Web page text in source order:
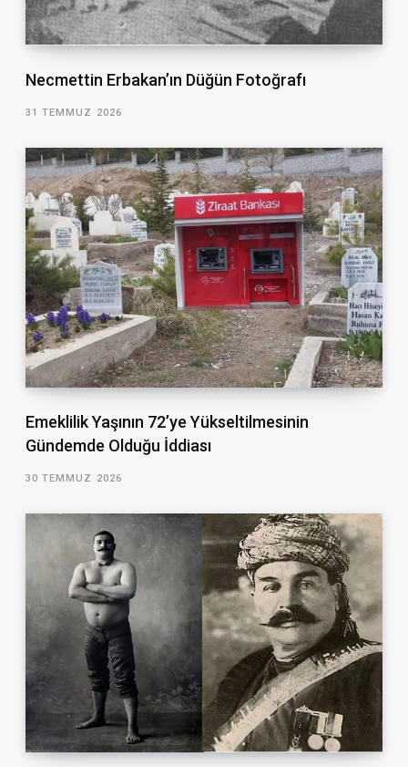
Necmettin Erbakan’ın Düğün Fotoğrafı
31 TEMMUZ 2026
Emeklilik Yaşının 72’ye Yükseltilmesinin
Gündemde Olduğu İddiası
30 TEMMUZ 2026